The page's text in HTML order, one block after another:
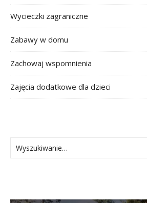
Wycieczki zagraniczne
Zabawy w domu
Zachowaj wspomnienia
Zajęcia dodatkowe dla dzieci